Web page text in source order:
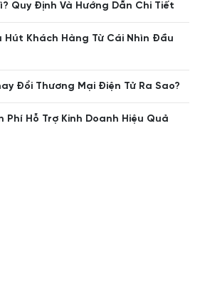
Quy Định Và Hướng Dẫn Chi Tiết
Hút Khách Hàng Từ Cái Nhìn Đầu
Đổi Thương Mại Điện Tử Ra Sao?
Phí Hỗ Trợ Kinh Doanh Hiệu Quả